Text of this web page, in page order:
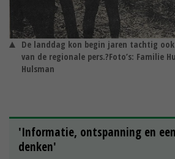
De landdag kon begin jaren tachtig
van de regionale pers.?Foto’s: Familie
Hulsman
'Informatie, ontspanning en
denken'